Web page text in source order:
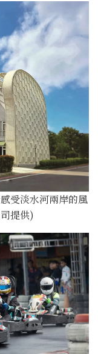
受淡水河兩岸的風
提供)